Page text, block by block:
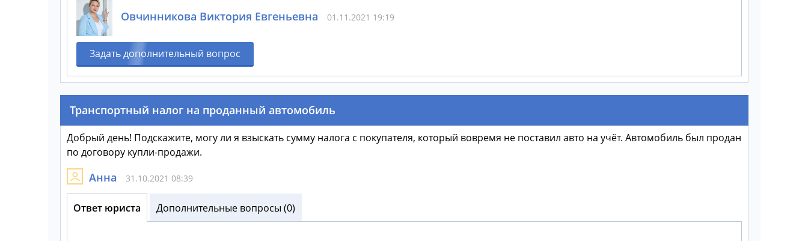
Овчинникова Виктория Евгеньевна 01.11.2021 19:19
Задать дополнительный вопрос
Транспортный налог на проданный автомобиль
Добрый день! Подскажите, могу ли я взыскать сумму налога с покупателя, который вовремя не поставил авто на учёт. Автомобиль был продан
по договору купли-продажи.
Анна 31.10.2021 08:39
Ответ юриста Дополнительные вопросы (0)